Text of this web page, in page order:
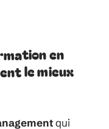
en
le mieux
qui